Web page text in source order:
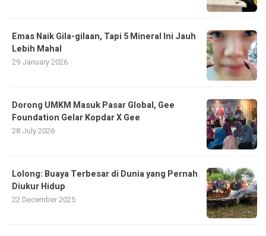
Emas Naik Gila-gilaan, Tapi 5 Mineral Ini Jauh
Lebih Mahal
29 January 2026
Dorong UMKM Masuk Pasar Global, Gee
Foundation Gelar Kopdar X Gee
28 July 2026
Lolong: Buaya Terbesar di Dunia yang Pernah
Diukur Hidup
22 December 2025